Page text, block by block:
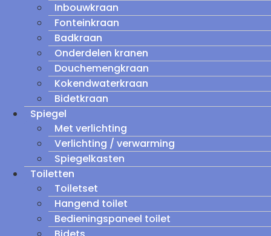
Inbouwkraan
Fonteinkraan
Badkraan
Onderdelen kranen
Douchemengkraan
Kokendwaterkraan
Bidetkraan
Spiegel
Met verlichting
Verlichting / verwarming
Spiegelkasten
Toiletten
Toiletset
Hangend toilet
Bedieningspaneel toilet